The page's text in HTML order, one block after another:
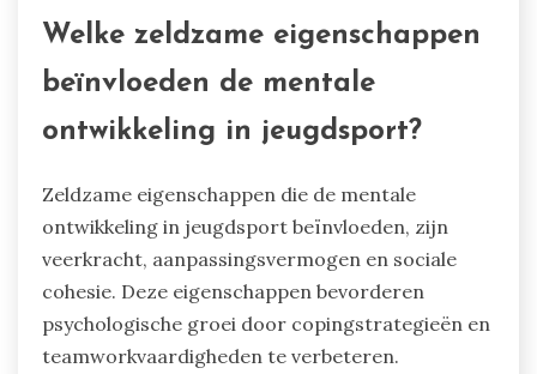
Welke zeldzame eigenschappen
beïnvloeden de mentale
ontwikkeling in jeugdsport?
Zeldzame eigenschappen die de mentale
ontwikkeling in jeugdsport beïnvloeden, zijn
veerkracht, aanpassingsvermogen en sociale
cohesie. Deze eigenschappen bevorderen
psychologische groei door copingstrategieën en
teamworkvaardigheden te verbeteren.